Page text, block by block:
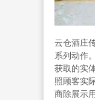
云仓酒庄
系列动作
获取的实
照顾客实
商除展示